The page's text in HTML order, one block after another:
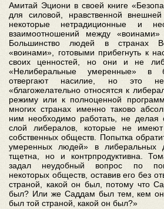
Амитай Эциони в своей книге
для силовой, нравственной
некоторые нетрадиционные и
взаимоотношений между
Большинство людей в странах
«воинами», готовыми прибегнуть к
своих ценностей, но они и не
«Нелиберальные умеренные» в
отвергают насилие, но это
«благожелательно относятся к
режиму или к полноценной
многих странах именно таково
ним необходимо работать, не делая
слой либералов, которые не имеют
собственных обществ. Попытка
умеренных людей» в либеральных
тщетна, но и контрпродуктивна.
задал неудобный вопрос по
некоторых обществ, оставив его без
страной, какой он был, потому что
был? Или же Саддам был тем, кем
был той страной, какой он был?»